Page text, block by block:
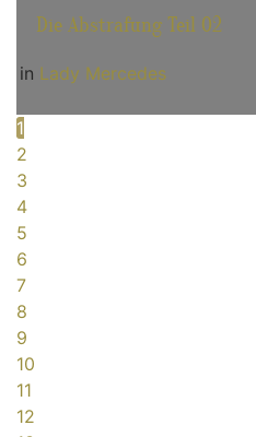
Die Abstrafung Teil 02
in Lady Mercedes
1
2
3
4
5
6
7
8
9
10
11
12